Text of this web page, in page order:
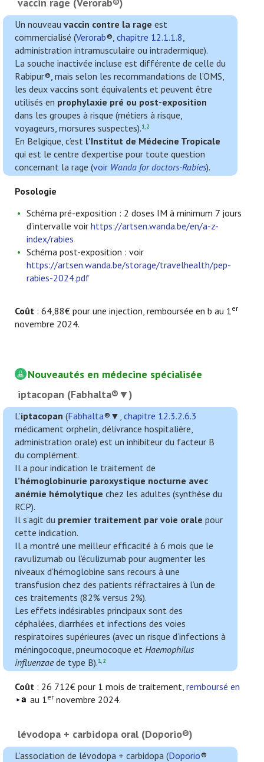
Un nouveau vaccin contre la rage est
commercialisé (Verorab®, chapitre 12.1.1.8,
administration intramusculaire ou intradermique).
La souche inactivée incluse est différente de celle du
Rabipur®, mais selon les recommandations de l’OMS,
les deux vaccins sont équivalents et peuvent être
utilisés en prophylaxie pré ou post-exposition
dans les groupes à risque (métiers à risque,
voyageurs, morsures suspectes).1,2
En Belgique, c’est l’Institut de Médecine Tropicale
qui est le centre d’expertise pour toute question
concernant la rage (voir Wanda for doctors-Rabies).
Posologie
Schéma pré-exposition : 2 doses IM à minimum 7 jours
d’intervalle voir https://artsen.wanda.be/en/a-z-
index/rabies
Schéma post-exposition : voir
https://artsen.wanda.be/storage/travelhealth/pep-
rabies-2024.pdf
Coût : 64,88€ pour une injection, remboursée en b au 1er
novembre 2024.
Nouveautés en médecine spécialisée
iptacopan (Fabhalta®▼)
L’iptacopan (Fabhalta®▼, chapitre 12.3.2.6.3
médicament orphelin, délivrance hospitalière,
administration orale) est un inhibiteur du facteur B
du complément.
Il a pour indication le traitement de
l’hémoglobinurie paroxystique nocturne avec
anémie hémolytique chez les adultes (synthèse du
RCP).
Il s’agit du premier traitement par voie orale pour
cette indication.
Il a montré une meilleur efficacité à 6 mois que le
ravulizumab ou l’éculizumab pour augmenter les
niveaux d’hémoglobine sans recours à une
transfusion chez des patients réfractaires à l’un de
ces traitements (82% versus 2%).
Les effets indésirables principaux sont des
céphalées, diarrhées et infections des voies
respiratoires supérieures (avec un risque d’infections à
méningocoque, pneumocoque et Haemophilus
influenzaede type B).1,2
Coût : 26 712€ pour 1 mois de traitement, remboursé en
au 1er novembre 2024.
lévodopa + carbidopa oral (Doporio®)
L’association de lévodopa + carbidopa (Doporio®